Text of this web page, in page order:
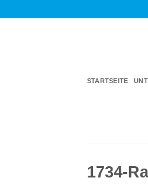
STARTSEITE
1734-